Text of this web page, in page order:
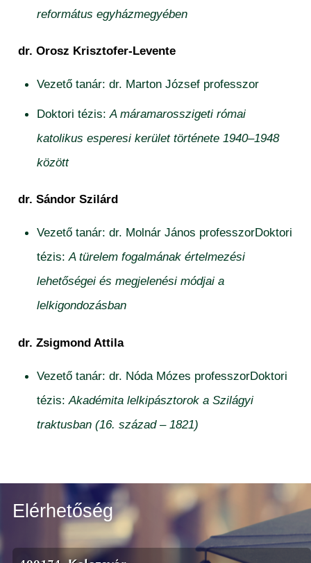
református egyházmegyében
dr. Orosz Krisztofer-Levente
Vezető tanár: dr. Marton József professzor
Doktori tézis:A máramarosszigeti római
katolikus esperesi kerület története 1940–1948
között
dr. Sándor Szilárd
Vezető tanár: dr. Molnár János professzorDoktori
tézis:A türelem fogalmának értelmezési
lehetőségei és megjelenési módjai a
lelkigondozásban
dr. Zsigmond Attila
Vezető tanár: dr. Nóda Mózes professzorDoktori
tézis:Akadémita lelkipásztorok a Szilágyi
traktusban (16. század – 1821)
Elérhetőség